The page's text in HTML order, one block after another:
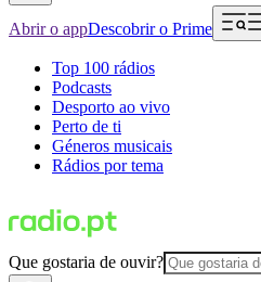
Abrir o appDescobrir o Prime
Top 100 rádios
Podcasts
Desporto ao vivo
Perto de ti
Géneros musicais
Rádios por tema
Que gostaria de ouvir?